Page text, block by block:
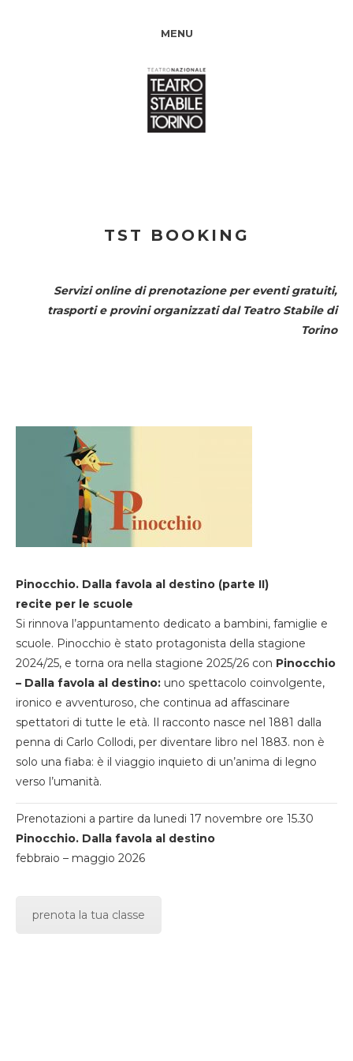
MENU
TST BOOKING
Servizi online di prenotazione per eventi gratuiti,
trasporti e provini organizzati dal Teatro Stabile di
Torino
Pinocchio. Dalla favola al destino (parte II)
recite per le scuole
Si rinnova l’appuntamento dedicato a bambini, famiglie e
scuole. Pinocchio è stato protagonista della stagione
2024/25, e torna ora nella stagione 2025/26 con Pinocchio
– Dalla favola al destino: uno spettacolo coinvolgente,
ironico e avventuroso, che continua ad affascinare
spettatori di tutte le età. Il racconto nasce nel 1881 dalla
penna di Carlo Collodi, per diventare libro nel 1883. non è
solo una fiaba: è il viaggio inquieto di un’anima di legno
verso l’umanità.
Prenotazioni a partire da lunedi 17 novembre ore 15.30
Pinocchio. Dalla favola al destino
febbraio – maggio 2026
prenota la tua classe